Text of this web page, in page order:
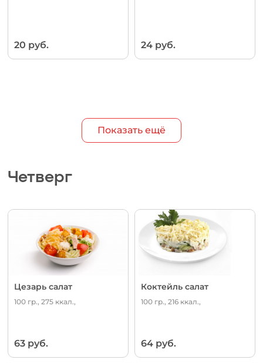
20 руб. 24 руб.
Показать ещё
Четверг
Цезарь салат
100 гр., 275 ккал.,
63 руб.
Коктейль салат
100 гр., 216 ккал.,
64 руб.